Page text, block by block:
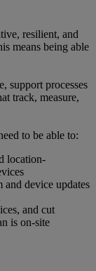
resilient, and
means being able
support processes
track, measure,
to be able to:
location-
and device updates
and cut
is on-site